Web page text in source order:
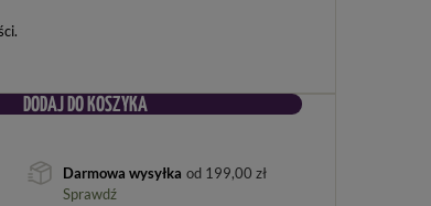
DODAJ DO KOSZYKA
Darmowa wysyłka od 199,00 zł
Sprawdź